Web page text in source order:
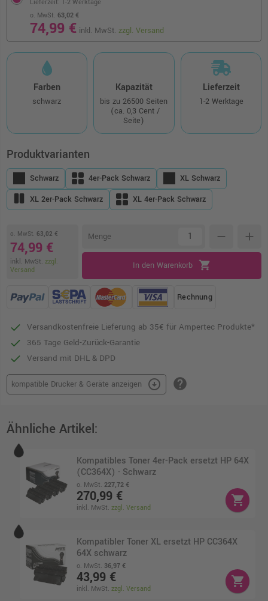
o. MwSt. 63,02 €
74,99 € inkl. MwSt.zzgl. Versand
Lieferzeit: 1-2 Werktage
Farben
schwarz
Kapazität
bis zu 26500 Seiten
(ca. 0,3 Cent /
Seite)
Lieferzeit
1-2 Werktage
Produktvarianten
Schwarz 4er-Pack Schwarz
XL Schwarz
XL 2er-Pack Schwarz
XL 4er-Pack Schwarz
o. MwSt. 63,02 €
74,99 €
inkl. MwSt. zzgl.
Versand
Menge remove add
In den Warenkorb shopping_cart
Rechnung
Versandkostenfreie Lieferung ab 35€ für Ampertec Produkte*
365 Tage Geld-Zurück-Garantie
Versand mit DHL & DPD
kompatible Drucker & Geräte anzeigen arrow_circle_down help
Ähnliche Artikel:
Kompatibles Toner 4er-Pack ersetzt HP 64X
(CC364X) · Schwarz
o. MwSt. 227,72 €
270,99 €
inkl. MwSt.zzgl. Versand
shopping_cart
Kompatibler Toner XL ersetzt HP CC364X
64X schwarz
o. MwSt. 36,97 €
43,99 €
inkl. MwSt.zzgl. Versand
shopping_cart